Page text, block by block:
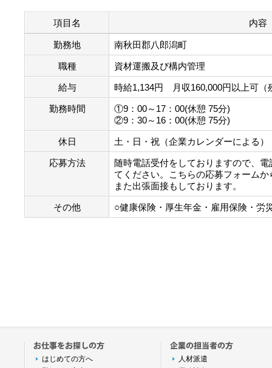
項目名 内容
勤務地 南秋田郡八郎潟町
職種 資材運搬及び構内管理
給与 時給1,134円 月収160,000円以上可（
勤務時間
①9：00～17：00(休憩 75分)
②9：30～16：00(休憩 75分)
休日 土・日・祝（企業カレンダーによる）
応募方法
随時電話受付をしておりますので、
てください。こちらの応募フォーム
また出張面接もしております。
その他 ○健康保険・厚生年金・雇用保険・労
はじめての方へ
人材派遣